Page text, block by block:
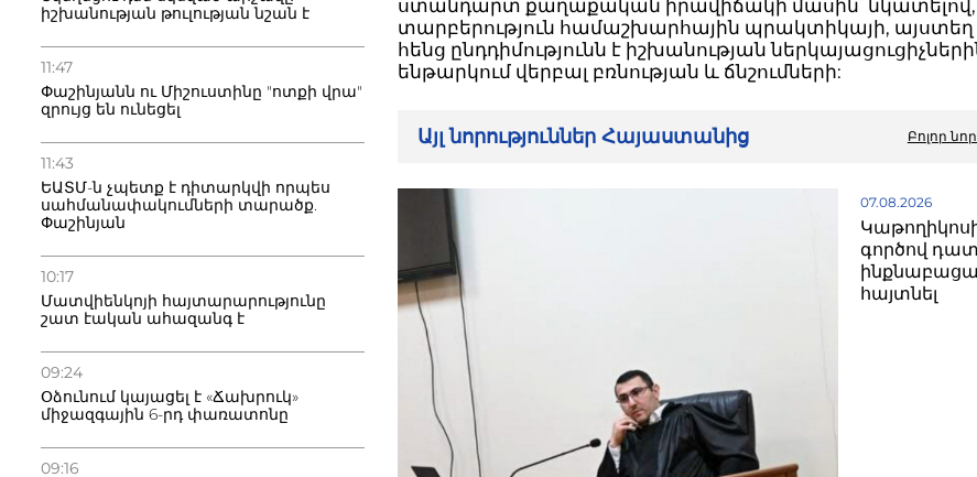
իշխանության թուլության նշան է
11:47
Փաշինյանն ու Միշուստինը "ոտքի վրա"
զրույց են ունեցել
11:43
ԵԱՏՄ-ն չպետք է դիտարկվի որպես
սահմանափակումների տարածք.
Փաշինյան
10:17
Մատվիենկոյի հայտարարությունը
շատ էական ահազանգ է
09:24
Օձունում կայացել է «Ճախրուկ»
միջազգային 6-րդ փառատոնը
09:16
ստանդարտ քաղաքական իրավիճակի մասին՝ նկատելով,
տարբերություն համաշխարհային պրակտիկայի,
հենց ընդդիմությունն է իշխանության
ենթարկում վերբալ բռնության և ճնշումների:
Այլ նորություններ Հայաստանից Բոլոր
07.08.2026
գործով
հայտնել